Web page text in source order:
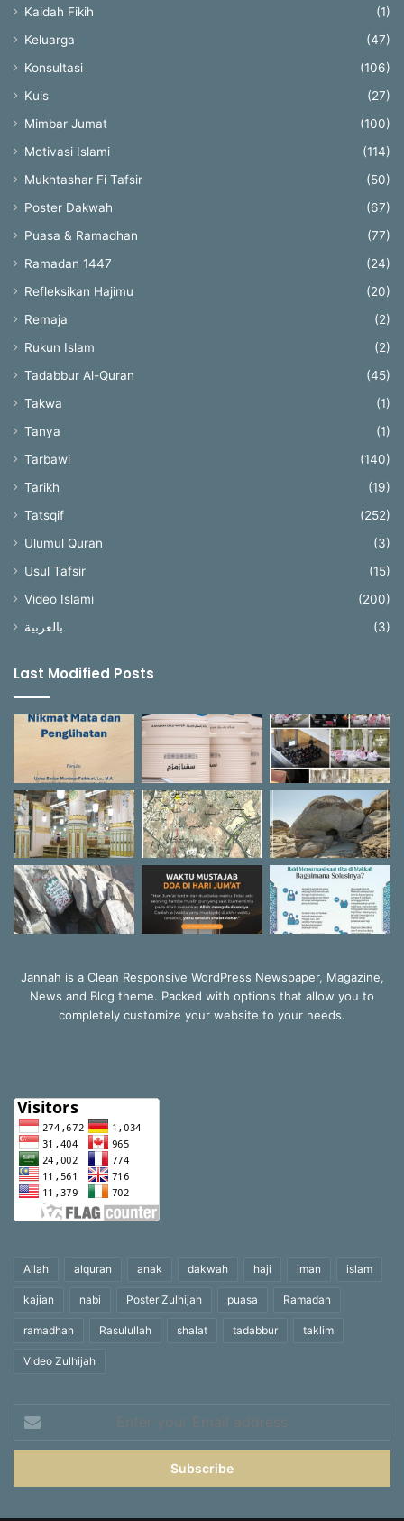
Kaidah Fikih
(1)
Keluarga
(47)
Konsultasi
(106)
Kuis
(27)
Mimbar Jumat
(100)
Motivasi Islami
(114)
Mukhtashar Fi Tafsir
(50)
Poster Dakwah
(67)
Puasa & Ramadhan
(77)
Ramadan 1447
(24)
Refleksikan Hajimu
(20)
Remaja
(2)
Rukun Islam
(2)
Tadabbur Al-Quran
(45)
Takwa
(1)
Tanya
(1)
Tarbawi
(140)
Tarikh
(19)
Tatsqif
(252)
Ulumul Quran
(3)
Usul Tafsir
(15)
Video Islami
(200)
بالعربية
(3)
Last Modified Posts
Jannah is a Clean Responsive WordPress Newspaper, Magazine,
News and Blog theme. Packed with options that allow you to
completely customize your website to your needs.
Allah alquran anak dakwah haji iman islam
kajian nabi Poster Zulhijah puasa Ramadan
ramadhan Rasulullah shalat tadabbur taklim
Video Zulhijah
your
Email